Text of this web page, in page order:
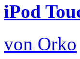
iPod
von Orko